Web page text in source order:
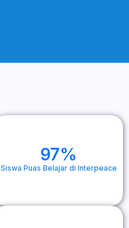
97%​
Siswa Puas Belajar di Interpeace